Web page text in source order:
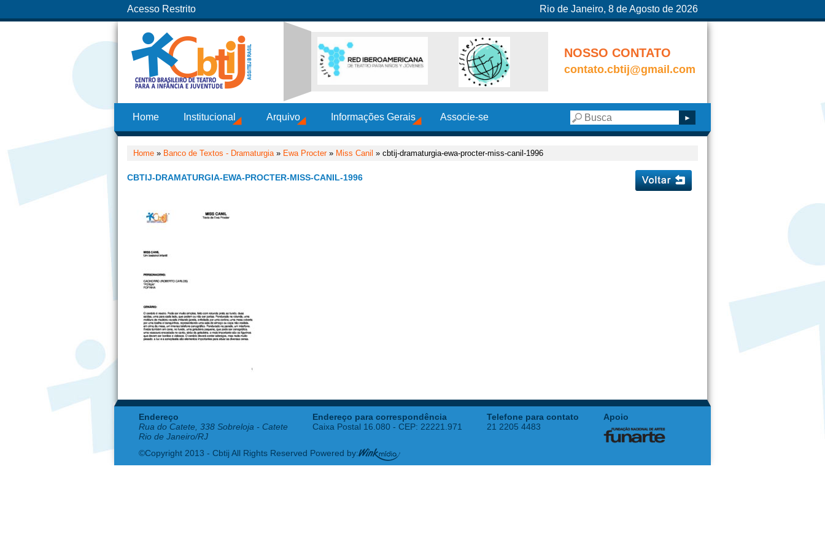
Acesso Restrito Rio de Janeiro, 8 de Agosto de 2026
NOSSO CONTATO
contato.cbtij@gmail.com
Home Institucional Arquivo Informações Gerais Associe-se
Home » Banco de Textos - Dramaturgia» Ewa Procter» Miss Canil » cbtij-dramaturgia-ewa-procter-miss-canil-1996
CBTIJ-DRAMATURGIA-EWA-PROCTER-MISS-CANIL-1996
Endereço
Rua do Catete, 338 Sobreloja - Catete
Rio de Janeiro/RJ
Endereço para correspondência
Caixa Postal 16.080 - CEP: 22221.971
Telefone para contato
21 2205 4483
Apoio
©Copyright 2013 - Cbtij All Rights Reserved Powered by: